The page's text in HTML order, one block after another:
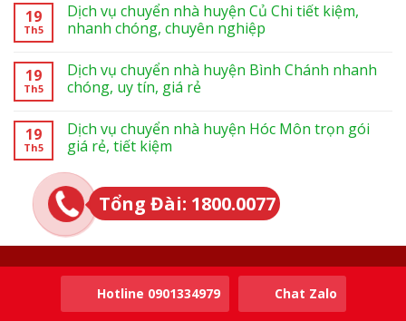
19
Th5
Dịch vụ chuyển nhà huyện Củ Chi tiết kiệm,
nhanh chóng, chuyên nghiệp
19
Th5
Dịch vụ chuyển nhà huyện Bình Chánh nhanh
chóng, uy tín, giá rẻ
19
Th5
Dịch vụ chuyển nhà huyện Hóc Môn trọn gói
giá rẻ, tiết kiệm
THÔNG TIN
Tổng Đài: 1800.0077
Hotline 0901334979 Chat Zalo